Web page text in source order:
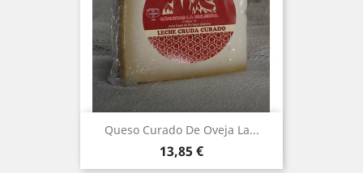
Queso Curado De Oveja La...
Precio
13,85 €